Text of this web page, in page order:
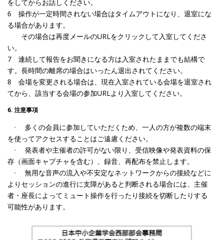
をしてからお話しください。
6 操作が一定時間されない場合はタイムアウトになり、退室にな
る場合があります。
その場合は再度メールのURLをクリックして入室してくださ
い。
7 連続して報告をお聞きになる方は入室されたままでも結構で
す。長時間の離席の場合はいったん退出されてください。
8 会場を変更される場合は、現在入室されている会場を退室され
てから、該当する会場の参加URLより入室してください。
6. 注意事項
· 多くの会員に参加していただくため、一人の方が複数の端末
を使ってアクセスすることはご遠慮ください。
· 発表者や主催者の許可がない限り、受信映像や発表資料の保
存（画面キャプチャを含む）、録音、再配布を禁止します。
· 無用な音声の流入や不安定なネットワークからの接続などに
よりセッションの進行に支障があると判断される場合には、主催
者・座長によってミュート操作を行ったり接続を切断したりする
可能性があります。